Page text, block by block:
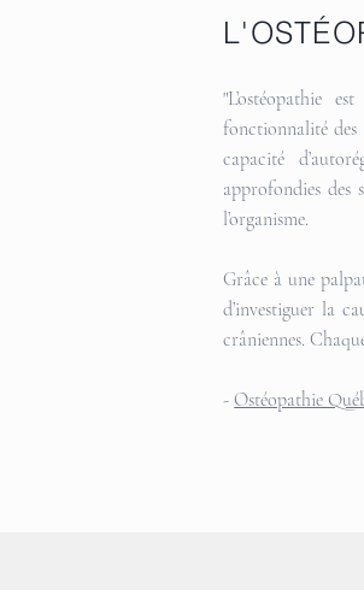
"L’ostéopathie
fonctionnalité des
capacité
approfondies des
l’organisme.
Grâce à une
d’investiguer la
crâniennes.
-Ostéopathie